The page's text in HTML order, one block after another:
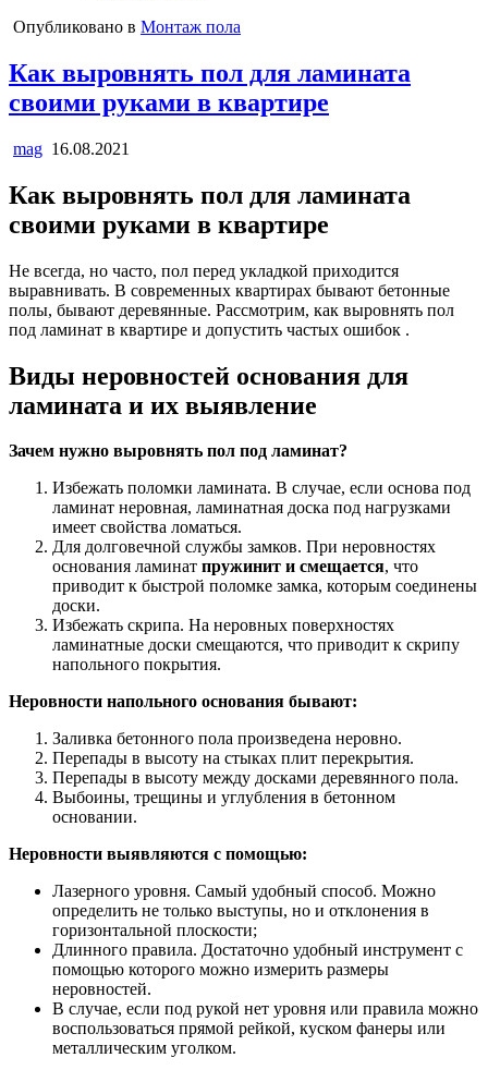
Опубликовано в Монтаж пола
Как выровнять пол для ламината
своими руками в квартире
mag 16.08.2021
Как выровнять пол для ламината
своими руками в квартире
Не всегда, но часто, пол перед укладкой приходится
выравнивать. В современных квартирах бывают бетонные
полы, бывают деревянные. Рассмотрим, как выровнять пол
под ламинат в квартире и допустить частых ошибок .
Виды неровностей основания для
ламината и их выявление
Зачем нужно выровнять пол под ламинат?
Избежать поломки ламината. В случае, если основа под
ламинат неровная, ламинатная доска под нагрузками
имеет свойства ломаться.
Для долговечной службы замков. При неровностях
основания ламинат пружинит и смещается, что
приводит к быстрой поломке замка, которым соединены
доски.
Избежать скрипа. На неровных поверхностях
ламинатные доски смещаются, что приводит к скрипу
напольного покрытия.
Неровности напольного основания бывают:
Заливка бетонного пола произведена неровно.
Перепады в высоту на стыках плит перекрытия.
Перепады в высоту между досками деревянного пола.
Выбоины, трещины и углубления в бетонном
основании.
Неровности выявляются с помощью:
Лазерного уровня. Самый удобный способ. Можно
определить не только выступы, но и отклонения в
горизонтальной плоскости;
Длинного правила. Достаточно удобный инструмент с
помощью которого можно измерить размеры
неровностей.
В случае, если под рукой нет уровня или правила можно
воспользоваться прямой рейкой, куском фанеры или
металлическим уголком.